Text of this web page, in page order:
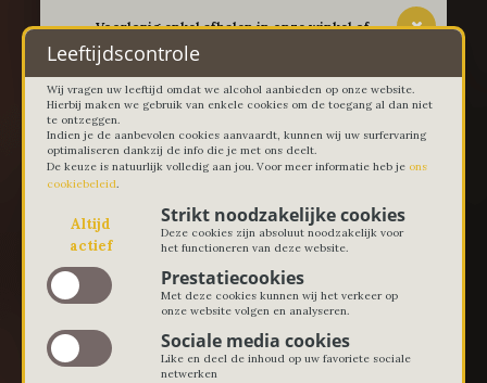
-- Voorlopig enkel afhalen in onze winkel of
thuislevering in Lievegem vanaf 100 euro --
Leeftijdscontrole
Wij vragen uw leeftijd omdat we alcohol aanbieden op onze website.
Hierbij maken we gebruik van enkele cookies om de toegang al dan niet
te ontzeggen.
Indien je de aanbevolen cookies aanvaardt, kunnen wij uw surfervaring
optimaliseren dankzij de info die je met ons deelt.
De keuze is natuurlijk volledig aan jou. Voor meer informatie heb je ons
cookiebeleid.
Altijd
actief
Strikt noodzakelijke cookies
Deze cookies zijn absoluut noodzakelijk voor
het functioneren van deze website.
Prestatiecookies
Met deze cookies kunnen wij het verkeer op
onze website volgen en analyseren.
Sociale media cookies
Like en deel de inhoud op uw favoriete sociale
netwerken